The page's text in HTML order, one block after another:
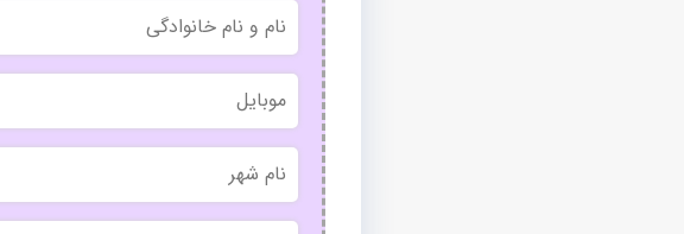
و
نام
خانوادگی
موبایل
نام
شهر